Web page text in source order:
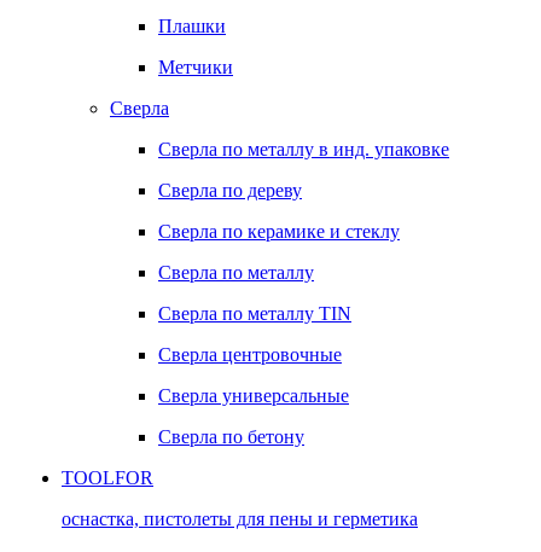
Плашки
Метчики
Сверла
Сверла по металлу в инд. упаковке
Сверла по дереву
Сверла по керамике и стеклу
Сверла по металлу
Сверла по металлу TIN
Сверла центровочные
Сверла универсальные
Сверла по бетону
TOOLFOR
оснастка, пистолеты для пены и герметика